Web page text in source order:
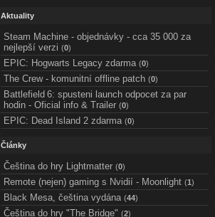
Aktuality
Steam Machine - objednávky - cca 35 000 za
nejlepší verzi (0)
EPIC: Hogwarts Legacy zdarma (0)
The Crew - komunitní offline patch (0)
Battlefield 6: spusteni launch odpocet za par
hodin - Oficial info & Trailer (0)
EPIC: Dead Island 2 zdarma (0)
Články
Čeština do hry Lightmatter (0)
Remote (nejen) gaming s Nvidií - Moonlight (1)
Black Mesa, čeština vydána (44)
Čeština do hry "The Bridge" (2)